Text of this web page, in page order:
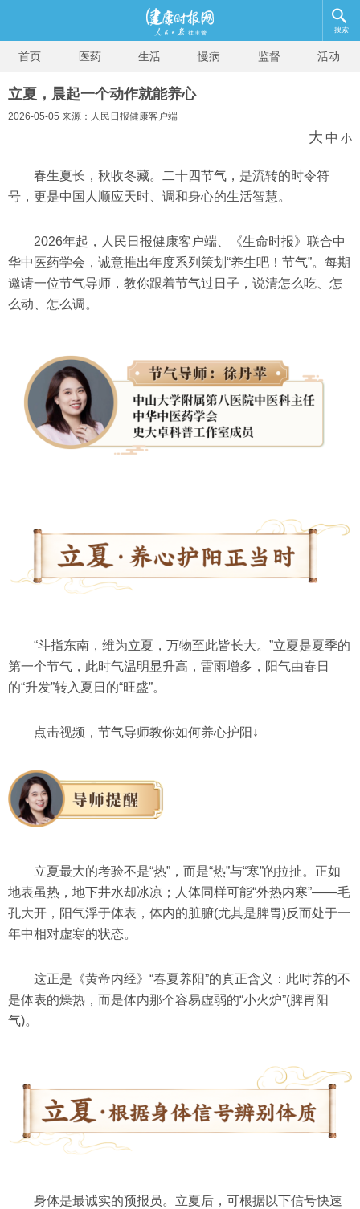
搜索
首页 医药 生活 慢病 监督 活动
立夏，晨起一个动作就能养心
2026-05-05 来源：人民日报健康客户端
大 中 小
春生夏长，秋收冬藏。二十四节气，是流转的时令符
号，更是中国人顺应天时、调和身心的生活智慧。
2026年起，人民日报健康客户端、《生命时报》联合中
华中医药学会，诚意推出年度系列策划“养生吧！节气”。每期
邀请一位节气导师，教你跟着节气过日子，说清怎么吃、怎
么动、怎么调。
“斗指东南，维为立夏，万物至此皆长大。”立夏是夏季的
第一个节气，此时气温明显升高，雷雨增多，阳气由春日
的“升发”转入夏日的“旺盛”。
点击视频，节气导师教你如何养心护阳↓
立夏最大的考验不是“热”，而是“热”与“寒”的拉扯。正如
地表虽热，地下井水却冰凉；人体同样可能“外热内寒”——毛
孔大开，阳气浮于体表，体内的脏腑(尤其是脾胃)反而处于一
年中相对虚寒的状态。
这正是《黄帝内经》“春夏养阳”的真正含义：此时养的不
是体表的燥热，而是体内那个容易虚弱的“小火炉”(脾胃阳
气)。
身体是最诚实的预报员。立夏后，可根据以下信号快速